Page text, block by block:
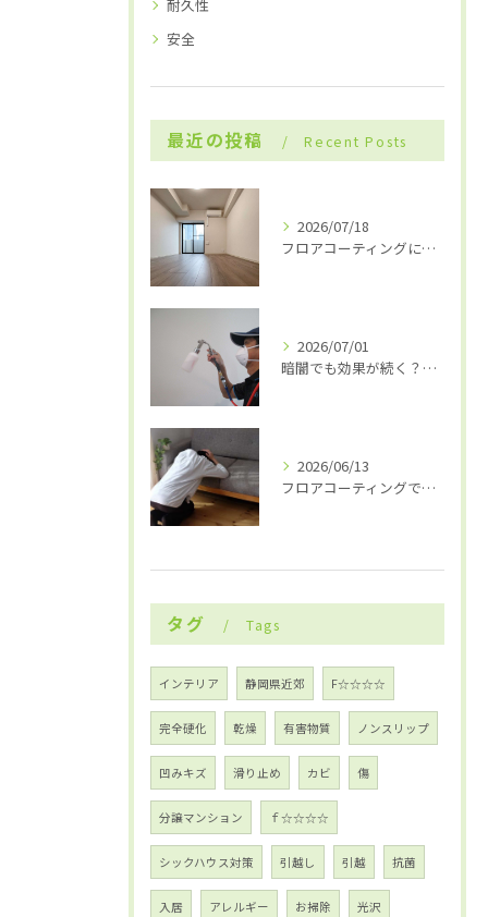
耐久性
安全
最近の投稿 Recent Posts
2026/07/18
フロアコーティングにおける「プライマー」の重要性
2026/07/01
暗闇でも効果が続く？「無光触媒コーティング」の仕組みと選ばれる理由
2026/06/13
フロアコーティングで「後悔」しないために！契約前に確認すべき3つのポイン
タグ Tags
インテリア 静岡県近郊 F☆☆☆☆
完全硬化 乾燥 有害物質 ノンスリップ
凹みキズ 滑り止め カビ 傷
分譲マンション ｆ☆☆☆☆
シックハウス対策 引越し 引越 抗菌
入居 アレルギー お掃除 光沢